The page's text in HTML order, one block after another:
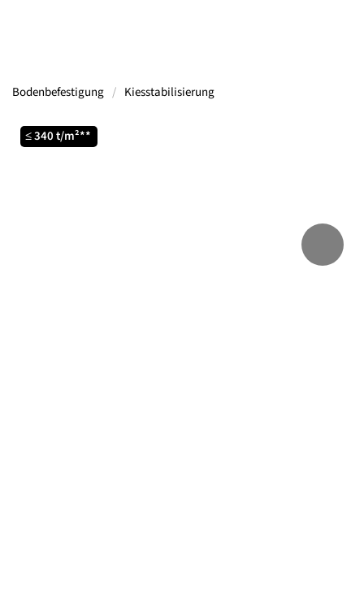
Bodenbefestigung Kiesstabilisierung
≤ 340 t/m²**